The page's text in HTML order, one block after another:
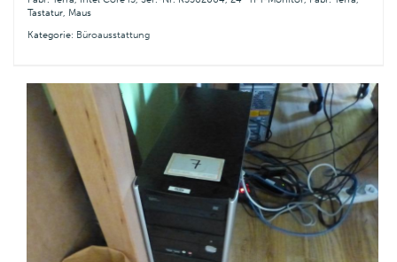
Tastatur, Maus
Kategorie: Büroausstattung